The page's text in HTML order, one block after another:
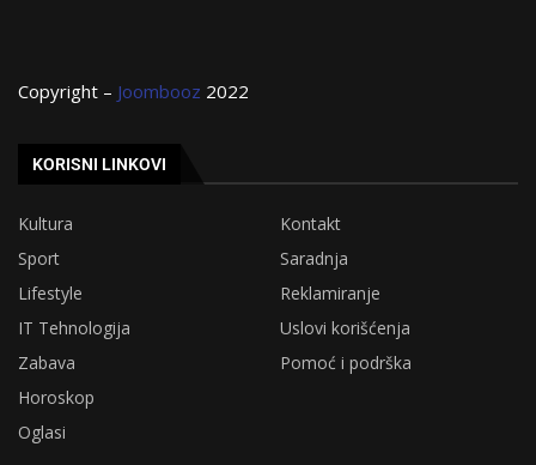
Copyright – Joombooz 2022
KORISNI LINKOVI
Kultura
Kontakt
Sport
Saradnja
Lifestyle
Reklamiranje
IT Tehnologija
Uslovi korišćenja
Zabava
Pomoć i podrška
Horoskop
Oglasi